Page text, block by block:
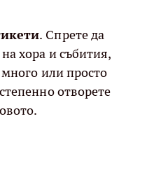
. Спрете да
хора и събития,
или просто
отворете